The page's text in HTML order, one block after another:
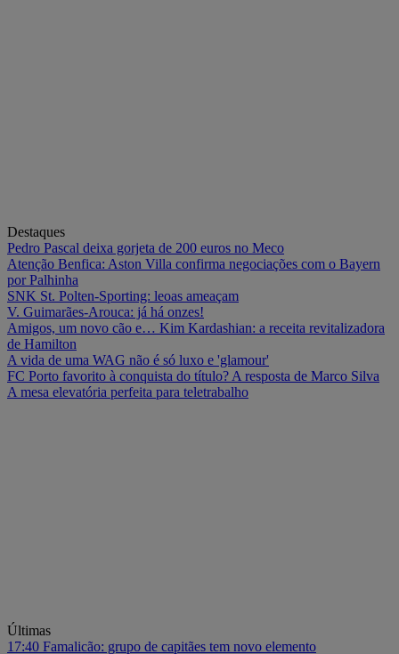
Destaques
Pedro Pascal deixa gorjeta de 200 euros no Meco
Atenção Benfica: Aston Villa confirma negociações com o Bayern
por Palhinha
SNK St. Polten-Sporting: leoas ameaçam
V. Guimarães-Arouca: já há onzes!
Amigos, um novo cão e… Kim Kardashian: a receita revitalizadora
de Hamilton
A vida de uma WAG não é só luxo e 'glamour'
FC Porto favorito à conquista do título? A resposta de Marco Silva
A mesa elevatória perfeita para teletrabalho
Últimas
17:40 Famalicão: grupo de capitães tem novo elemento